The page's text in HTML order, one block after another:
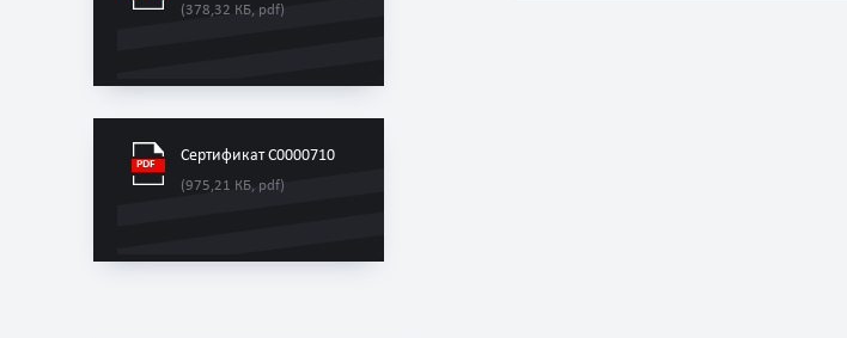
(378,32 КБ, pdf)
Сертификат C0000710
(975,21 КБ, pdf)